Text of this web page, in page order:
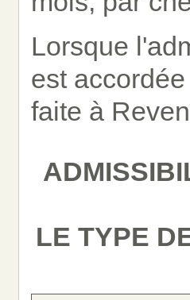
Lorsque
est
faite à
LE TYPE